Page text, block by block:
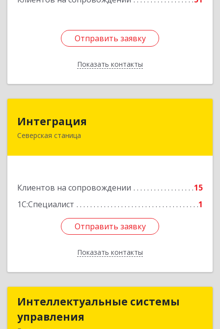
Отправить заявку
Показать контакты
Отправить заявку
Назад
Интеграция
Северская станица
Клиентов на сопровождении
15
1С:Специалист
1
Отправить заявку
Показать контакты
353240, Краснодарский край, Северская ст-ца,
Отправить заявку
Назад
Интеллектуальные системы
управления
Интеллектуальные системы